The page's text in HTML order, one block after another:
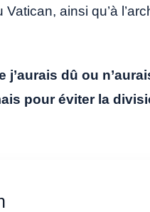
ainsi qu’à
j’aurais dû ou
pour éviter la